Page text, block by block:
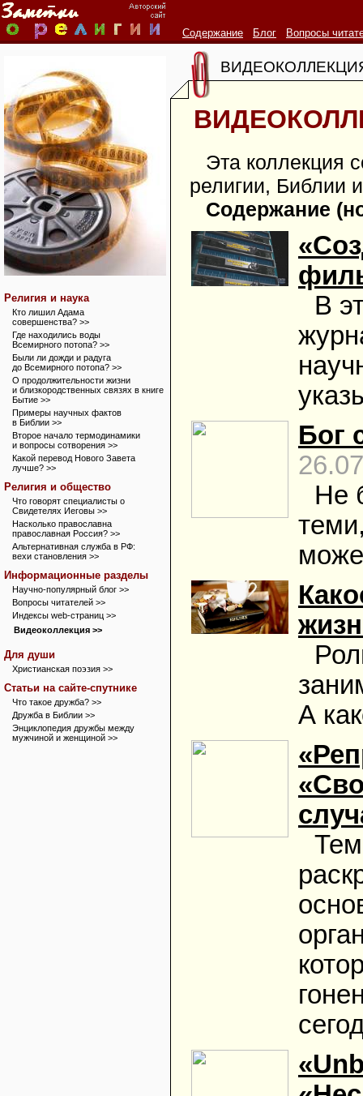
Содержание Блог Вопросы
Религия и наука
Кто лишил Адама
совершенства? >>
Где находились воды
Всемирного потопа? >>
Были ли дожди и радуга
до Всемирного потопа? >>
О продолжительности жизни
и близкородственных связях в книге
Бытие >>
Примеры научных фактов
в Библии >>
Второе начало термодинамики
и вопросы сотворения >>
Какой перевод Нового Завета
лучше? >>
Религия и общество
Что говорят специалисты о
Свидетелях Иеговы >>
Насколько православна
православная Россия? >>
Альтернативная служба в РФ:
вехи становления >>
Информационные разделы
Научно-популярный блог >>
Вопросы читателей >>
Индексы web-страниц >>
Видеоколлекция >>
Для души
Христианская поэзия >>
Статьи на сайте-спутнике
Что такое дружба? >>
Дружба в Библии >>
Энциклопедия дружбы между
мужчиной и женщиной >>
Эта коллекция
религии, Библии
Содержание
В
Бог
Не
А